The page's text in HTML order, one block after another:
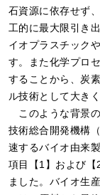
石資源に依存せず
工的に最大限引き
イオプラスチック
す。また化学プロ
することから、炭
ル技術として大き
このような背景
技術総合開発機構
速するバイオ由来
項目【1】および【
ました。バイオ生